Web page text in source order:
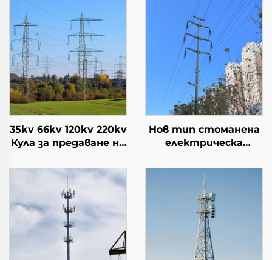
35kv 66kv 120kv 220kv
Кула за предаване на
енергия Решетъчна
кула
Нов тип стоманена
електрическа
Пилонна тръбна
кула Електропровод
Стоманена
монополюсна кула